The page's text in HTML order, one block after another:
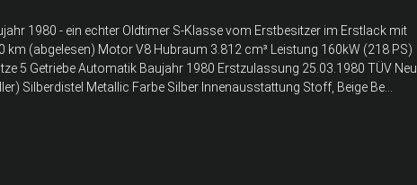
1980 - ein echter Oldtimer S-Klasse vom Erstbesitzer im Erstlack mit
(abgelesen) Motor V8 Hubraum 3.812 cm³ Leistung 160kW (218 PS)
5 Getriebe Automatik Baujahr 1980 Erstzulassung 25.03.1980 TÜV Neu
Silberdistel Metallic Farbe Silber Innenausstattung Stoff, Beige Be...